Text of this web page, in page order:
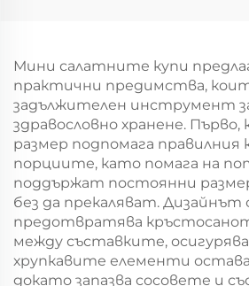
за екранна печат за
Нова година/
Кристемас, упаковка
за транспорт на
храна
за
Мини салатните купи
практични предимства,
задължителен инструмент
здравословно хранене.
размер подпомага правилния
порциите, като помага на
поддържат постоянни
без да прекаляват. Дизайнът
предотвратява
между съставките,
хрупкавите елементи
докато запазва сосовете и